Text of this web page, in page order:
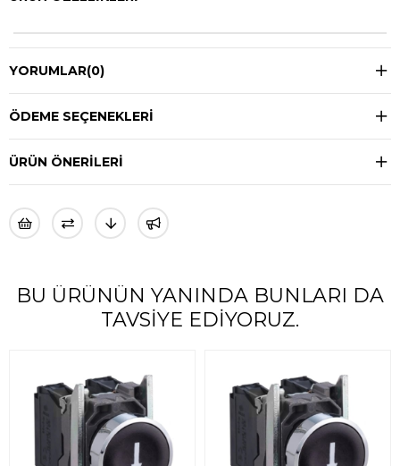
YORUMLAR(0)
ÖDEME SEÇENEKLERI
ÜRÜN ÖNERILERI
BU ÜRÜNÜN YANINDA BUNLARI DA
TAVSIYE EDIYORUZ.